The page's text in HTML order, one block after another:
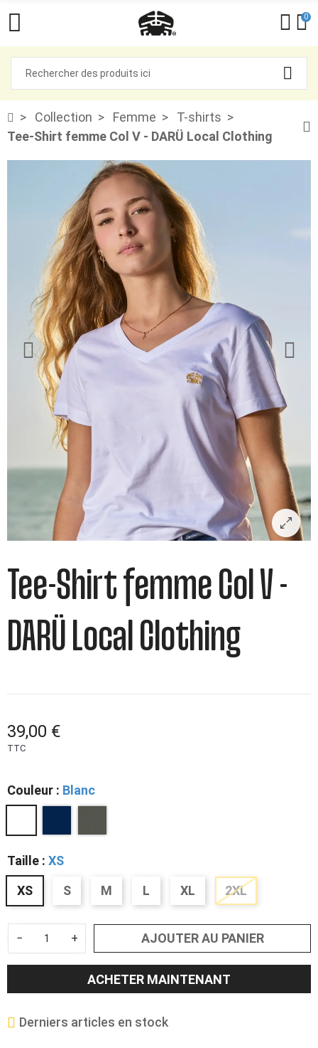
0
Collection Femme
T-shirts
Tee-Shirt femme Col V - DARÜ Local Clothing
Tee-Shirt femme Col V -
DARÜ Local Clothing
39,00 €
TTC
Couleur : Blanc
Taille : XS
XS
S M L XL 2XL
− + AJOUTER AU PANIER
ACHETER MAINTENANT
Derniers articles en stock